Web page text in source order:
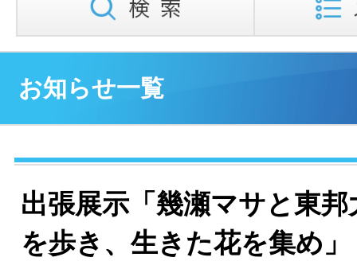
お知らせ一覧
出張展示「幾瀬マサと東邦
を歩き、生きた花を集め